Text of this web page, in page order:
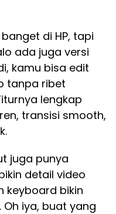
di HP, tapi
ada juga versi
kamu bisa edit
tanpa ribet
lengkap
transisi smooth,
juga punya
detail video
keyboard bikin
iya, buat yang